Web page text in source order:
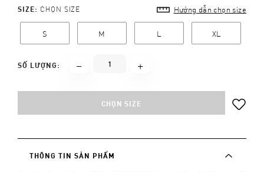
SIZE: CHỌN SIZE Hướng dẫn chọn size
S M L XL
SỐ LƯỢNG:
CHỌN SIZE
THÔNG TIN SẢN PHẨM